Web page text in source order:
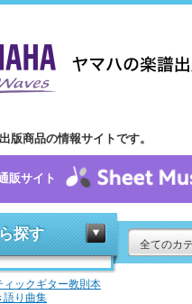
版商品の情報サイトです。
販サイト
探す
全てのカ
ィックギター教則本
語り曲集